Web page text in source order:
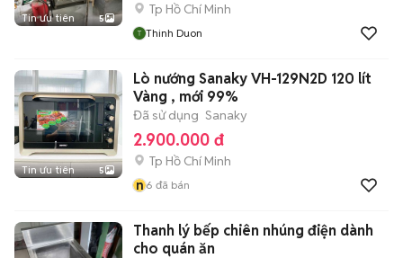
Tin ưu tiên 5
Tp Hồ Chí Minh
Thinh Duon
Tin ưu tiên 5
Lò nướng Sanaky VH-129N2D 120 lít
Vàng , mới 99%
Đã sử dụng Sanaky
2.900.000 đ
Tp Hồ Chí Minh
n6 đã bán
Thanh lý bếp chiên nhúng điện dành
cho quán ăn